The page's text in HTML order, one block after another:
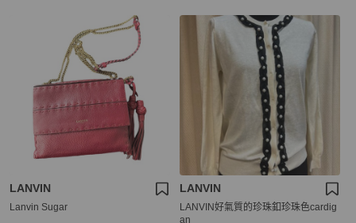
LANVIN
Lanvin Sugar
LANVIN
LANVIN好氣質的珍珠釦珍珠色cardig
an